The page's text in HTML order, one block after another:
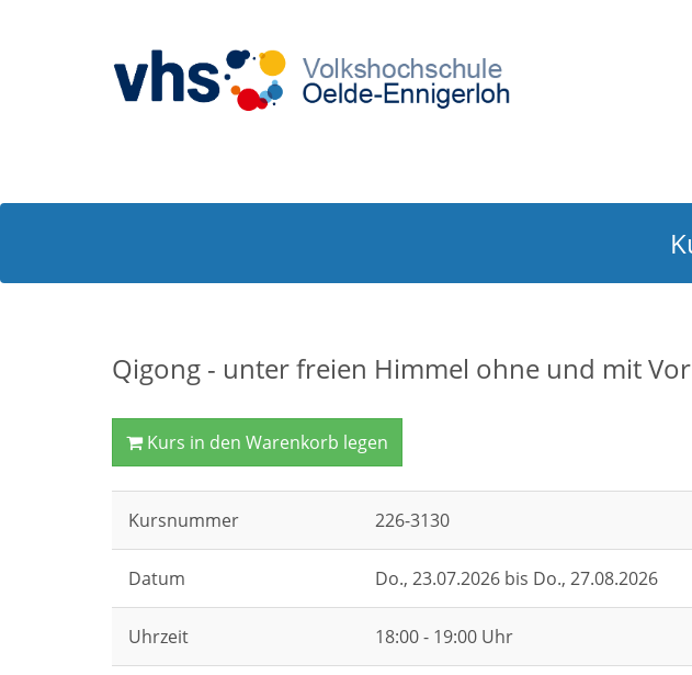
Qigong - unter freien Himmel ohne und mit
Kurs in den Warenkorb legen
Kursnummer 226-3130
Datum Do., 23.07.2026 bis Do., 27.08.2026
Uhrzeit 18:00 - 19:00 Uhr